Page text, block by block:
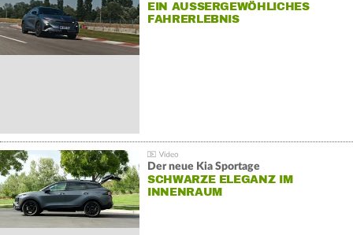
EIN AUSSERGEWÖHLICHES F
AHRERLEBNIS
Der neue Kia Sportage
SCHWARZE ELEGANZ IM
INNENRAUM